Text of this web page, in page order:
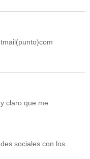
claro que me
sociales con los